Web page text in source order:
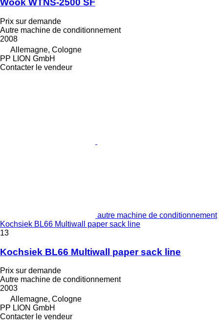
Wook WTNS-2500 SF
Prix sur demande
Autre machine de conditionnement
2008
Allemagne, Cologne
PP LION GmbH
Contacter le vendeur
autre machine de conditionnement
Kochsiek BL66 Multiwall paper sack line
13
Kochsiek BL66 Multiwall paper sack line
Prix sur demande
Autre machine de conditionnement
2003
Allemagne, Cologne
PP LION GmbH
Contacter le vendeur